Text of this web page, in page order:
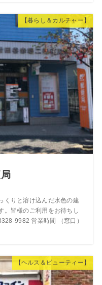
【暮らし＆カルチャー】
くりと溶け込んだ水色の建
。皆様のご利用をお待ちし
9982 営業時間 （窓口）
【ヘルス＆ビューティー】